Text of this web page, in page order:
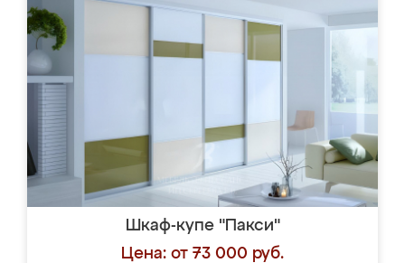
Шкаф-купе "Пакси"
Цена: от 73 000 руб.